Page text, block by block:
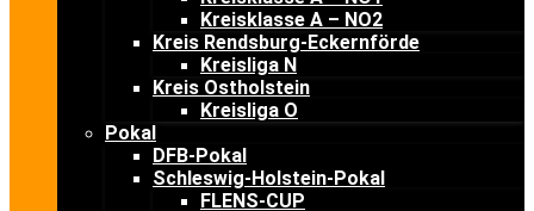
Kreisklasse A – NO2
Kreis Rendsburg-Eckernförde
Kreisliga N
Kreis Ostholstein
Kreisliga O
Pokal
DFB-Pokal
Schleswig-Holstein-Pokal
FLENS-CUP